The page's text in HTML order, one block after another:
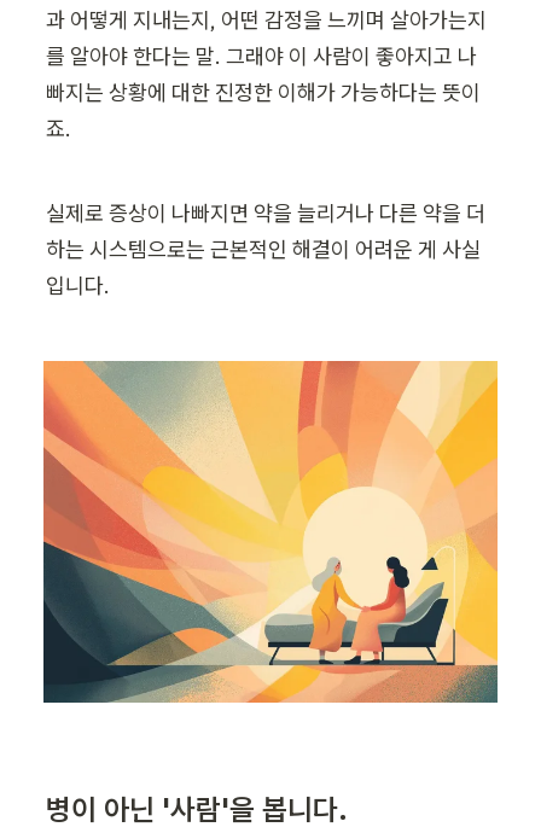
과 어떻게 지내는지, 어떤 감정을 느끼며 살아가는지
를 알아야 한다는 말. 그래야 이 사람이 좋아지고 나
빠지는 상황에 대한 진정한 이해가 가능하다는 뜻이
죠.
실제로 증상이 나빠지면 약을 늘리거나 다른 약을 더
하는 시스템으로는 근본적인 해결이 어려운 게 사실
입니다.
병이 아닌 '사람'을 봅니다.